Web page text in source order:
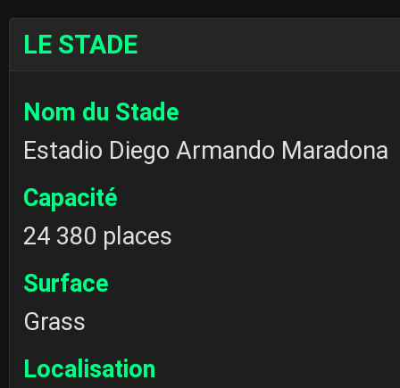
LE STADE
Nom du Stade
Estadio Diego Armando Maradona
Capacité
24 380 places
Surface
Grass
Localisation